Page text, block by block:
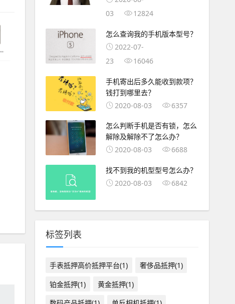
03
12824
怎么查询我的手机版本型号？
2022-07-
23
16046
手机寄出后多久能收到款项？
钱打到哪里去？
2020-08-03
6357
怎么判断手机是否有锁，怎么
解除及解除不了怎么办？
2020-08-03
6688
找不到我的机型型号怎么办？
2020-08-03
6842
标签列表
手表抵押高价抵押平台(1)
奢侈品抵押(1)
铂金抵押(1)
黄金抵押(1)